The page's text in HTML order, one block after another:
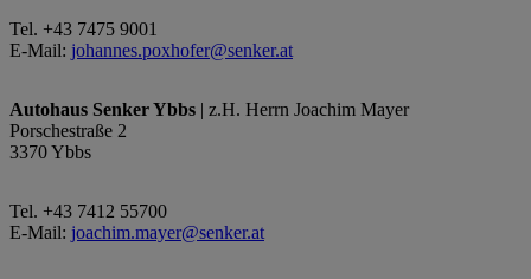
Tel. +43 7475 9001
E-Mail: johannes.poxhofer@senker.at
Autohaus Senker Ybbs | z.H. Herrn Joachim Mayer
Porschestraße 2
3370 Ybbs
Tel. +43 7412 55700
E-Mail: joachim.mayer@senker.at